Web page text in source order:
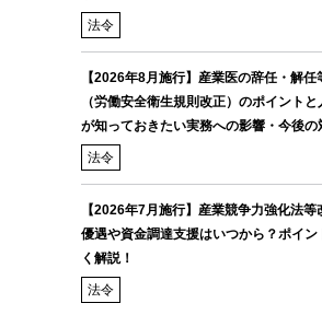
法令
【2026年8月施行】産業医の辞任・解任
（労働安全衛生規則改正）のポイント
が知っておきたい実務への影響・今後の
法令
【2026年7月施行】産業競争力強化法等
優遇や資金調達支援はいつから？ポイン
く解説！
法令